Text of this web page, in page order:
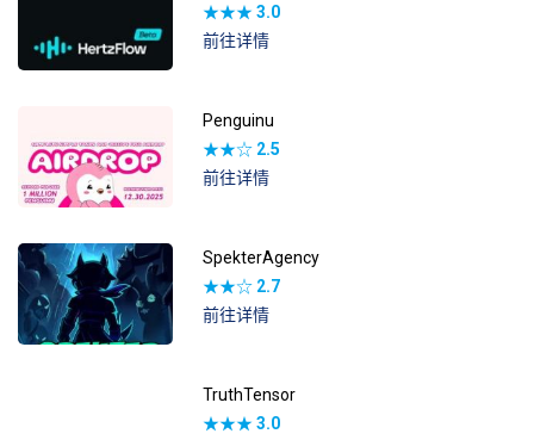
★★★3.0
前往详情
Penguinu
★★☆ 2.5
前往详情
SpekterAgency
★★☆ 2.7
前往详情
TruthTensor
★★★3.0